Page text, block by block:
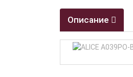
Описание